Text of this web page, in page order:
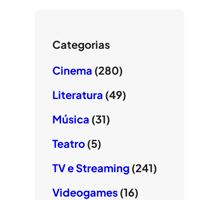
Categorias
Cinema (280)
Literatura (49)
Música (31)
Teatro(5)
TV e Streaming (241)
Videogames(16)